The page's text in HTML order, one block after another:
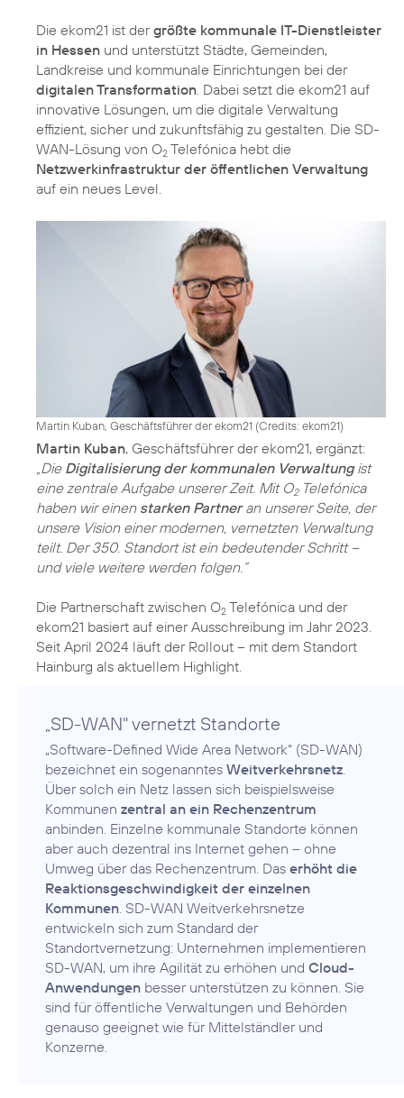
Die ekom21 ist dergrößte kommunale IT-Dienstleister
in Hessen und unterstützt Städte, Gemeinden,
Landkreise und kommunale Einrichtungen bei der
digitalen Transformation . Dabei setzt die ekom21 auf
innovative Lösungen, um die digitale Verwaltung
effizient, sicher und zukunftsfähig zu gestalten. Die SD-
WAN-Lösung von O2 Telefónica hebt die
Netzwerkinfrastruktur der öffentlichen Verwaltung
auf ein neues Level.
Martin Kuban, Geschäftsführer der ekom21 (Credits: ekom21)
Martin Kuban
„Die Digitalisierung der kommunalen Verwaltungist
eine zentrale Aufgabe unserer Zeit. Mit O2Telefónica
haben wir einen starken Partneran unserer Seite, der
unsere Vision einer modernen, vernetzten Verwaltung
teilt. Der 350. Standort ist ein bedeutender Schritt –
und viele weitere werden folgen.“
Die Partnerschaft zwischen O2 Telefónica und der
ekom21 basiert auf einer Ausschreibung im Jahr 2023.
Seit April 2024 läuft der Rollout – mit dem Standort
Hainburg als aktuellem Highlight.
„SD-WAN" vernetzt Standorte
„Software-Defined Wide Area Network“ (SD-WAN)
bezeichnet ein sogenanntes Weitverkehrsnetz.
Über solch ein Netz lassen sich beispielsweise
Kommunen zentral an ein Rechenzentrum
anbinden. Einzelne kommunale Standorte können
aber auch dezentral ins Internet gehen – ohne
Umweg über das Rechenzentrum. Das erhöht die
Reaktionsgeschwindigkeit der einzelnen
Kommunen. SD-WAN Weitverkehrsnetze
entwickeln sich zum Standard der
Standortvernetzung: Unternehmen implementieren
SD-WAN, um ihre Agilität zu erhöhen und Cloud-
Anwendungen besser unterstützen zu können. Sie
sind für öffentliche Verwaltungen und Behörden
genauso geeignet wie für Mittelständler und
Konzerne.